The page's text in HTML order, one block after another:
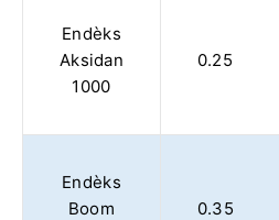
Endèks
Aksidan
1000
0.25
Endèks
Boom
0.35